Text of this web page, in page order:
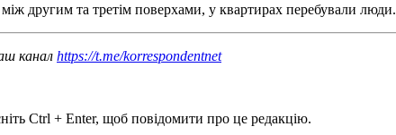
між другим та третім поверхами, у квартирах перебували люди.
канал https://t.me/korrespondentnet
Ctrl + Enter, щоб повідомити про це редакцію.